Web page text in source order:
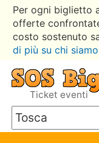
Per ogni biglietto
offerte
costo sostenuto
di più su chi
Ticket eventi